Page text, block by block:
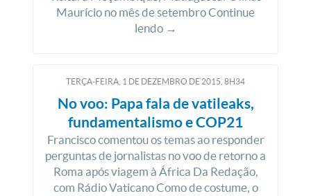
Maurício no mês de setembro Continue
lendo →
TERÇA-FEIRA, 1 DE DEZEMBRO DE 2015, 8H34
No voo: Papa fala de vatileaks,
fundamentalismo e COP21
Francisco comentou os temas ao responder
perguntas de jornalistas no voo de retorno a
Roma após viagem à África Da Redação,
com Rádio Vaticano Como de costume, o